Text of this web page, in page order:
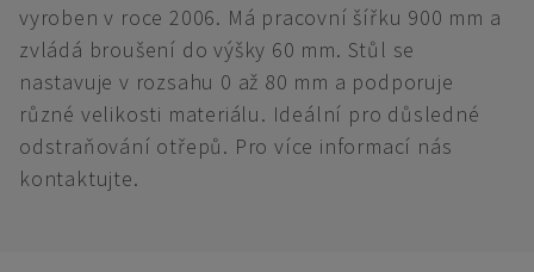
vyroben v roce 2006. Má pracovní šířku 900 mm a
zvládá broušení do výšky 60 mm. Stůl se
nastavuje v rozsahu 0 až 80 mm a podporuje
různé velikosti materiálu. Ideální pro důsledné
odstraňování otřepů. Pro více informací nás
kontaktujte.